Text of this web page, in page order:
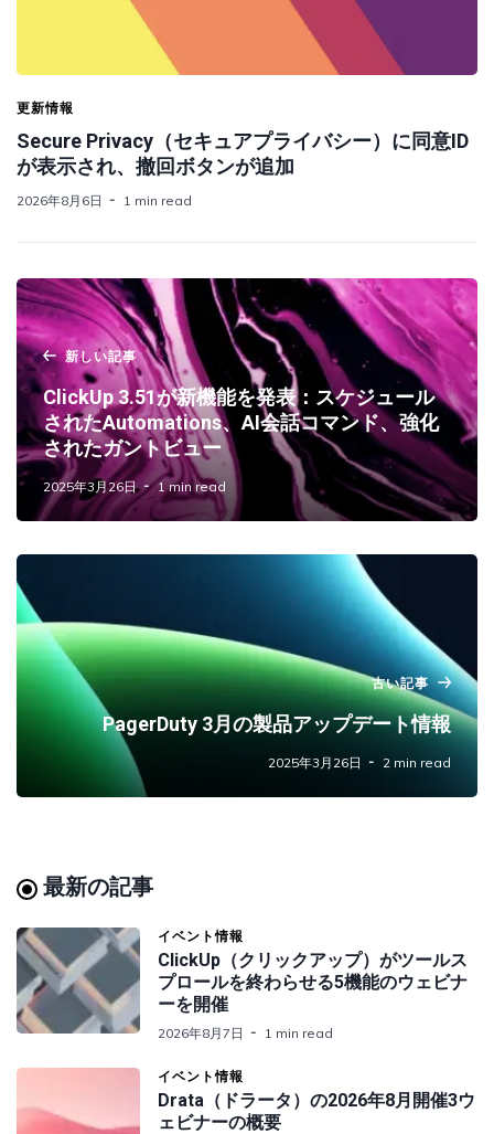
更新情報
Secure Privacy（セキュアプライバシー）に同意ID
が表示され、撤回ボタンが追加
2026年8月6日 1 min read
新しい記事
ClickUp 3.51が新機能を発表：スケジュール
されたAutomations、AI会話コマンド、強化
されたガントビュー
2025年3月26日 1 min read
古い記事
PagerDuty 3月の製品アップデート情報
2025年3月26日 2 min read
最新の記事
イベント情報
ClickUp（クリックアップ）がツールス
プロールを終わらせる5機能のウェビナ
ーを開催
2026年8月7日 1 min read
イベント情報
Drata（ドラータ）の2026年8月開催3ウ
ェビナーの概要